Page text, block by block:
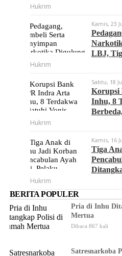
Hukrim
Kamis, 23
LBJ,
Hukrim
Sabtu, 18
Korupsi
Inhu, 8
Hukrim
Kamis, 16
Tiga
Hukrim
BERITA POPULER
Pria di Inhu
Mertua
Dibaca 867 kali
Satresnarkoba